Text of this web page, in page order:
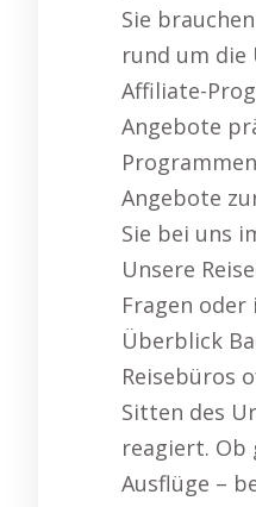
Sie
rund um die
Affiliate-
Angebote
Angebote
Sie bei uns
Unsere
Fragen
Überblick
Reisebüros
Sitten des
reagiert. Ob
Ausflüge –